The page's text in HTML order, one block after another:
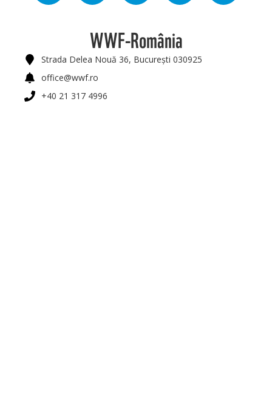
WWF-România
Strada Delea Nouă 36, București 030925
office@wwf.ro
+40 21 317 4996